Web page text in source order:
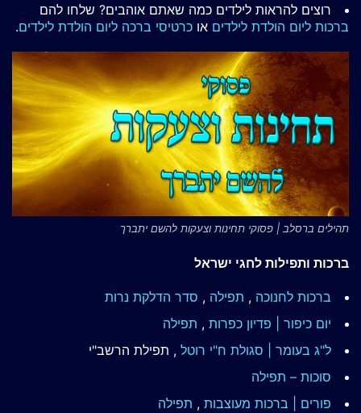
רוצים להראות לילדים כמה שאתם אוהבים? שלחו להם
ברכות ליום הולדת לילדים או כרטיסי ברכה ליום הולדת לילדים.
תהילים ברסלב | פסוקי תחינות וצעקות להשם יתברך
ברכות ותפילות לחגי ישראל
ברכות לחנוכה , תפילה , סדר הדלקת נרות
יום כיפור | פדיון כפרות , תפילה
ל"ג בעומר | סגולת ח"י רוטל , תפילת הרשב"י
סוכות – תפילה
פורים | ברכות מעוצבות , תפילה